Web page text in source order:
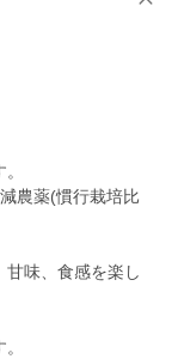
農薬(慣行栽培比
甘味、食感を楽し